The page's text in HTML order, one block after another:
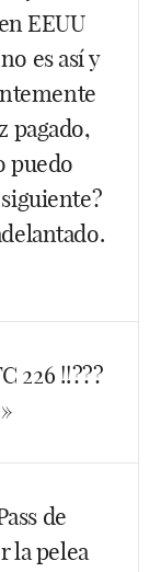
EEUU
es así y
pagado,
puedo
nunca me
compras, no
la mañana al
antes
24 horas
ejemplo, ya
226 !!???
pregunta por
supuesto,
de
la pelea